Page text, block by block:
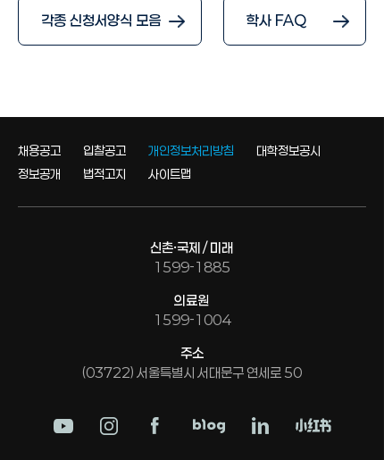
각종 신청서양식 모음 학사 FAQ
채용공고 입찰공고 개인정보처리방침
대학정보공시
정보공개
법적고지 사이트맵
신촌·국제 / 미래
1599-1885
의료원
1599-1004
주소
(03722) 서울특별시 서대문구 연세로 50